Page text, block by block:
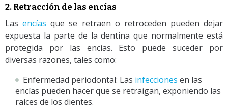
2. Retracción de las encías
Lasencías que se retraen o retroceden pueden dejar
expuesta la parte de la dentina que normalmente está
protegida por las encías. Esto puede suceder por
diversas razones, tales como:
Enfermedad periodontal: Las infecciones en las
encías pueden hacer que se retraigan, exponiendo las
raíces de los dientes.